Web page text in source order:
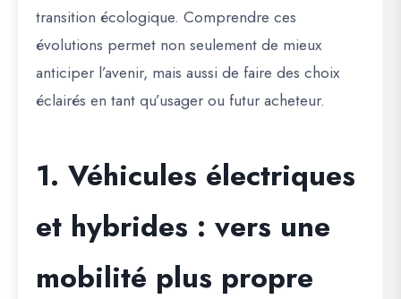
transition écologique. Comprendre ces
évolutions permet non seulement de mieux
anticiper l’avenir, mais aussi de faire des choix
éclairés en tant qu’usager ou futur acheteur.
1. Véhicules électriques
et hybrides : vers une
mobilité plus propre